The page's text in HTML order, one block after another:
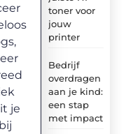
toner voor
jouw
printer
Bedrijf
overdragen
aan je kind:
een stap
met impact
je